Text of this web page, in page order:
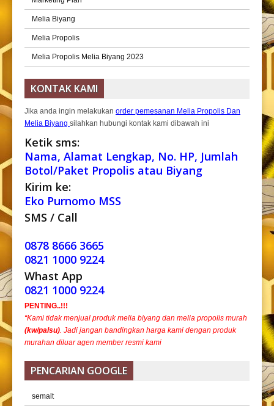
Melia Biyang
Melia Propolis
Melia Propolis Melia Biyang 2023
KONTAK KAMI
Jika anda ingin melakukan order pemesanan Melia Propolis Dan
Melia Biyang silahkan hubungi kontak kami dibawah ini
Ketik sms:
Nama, Alamat Lengkap, No. HP, Jumlah
Botol/Paket Propolis atau Biyang
Kirim ke:
Eko Purnomo MSS
SMS / Call
0878 8666 3665
0821 1000 9224
Whast App
0821 1000 9224
PENTING..!!!
“Kami tidak menjual produk melia biyang dan melia propolis murah
(kw/palsu) . Jadi jangan bandingkan harga kami dengan produk
murahan diluar agen member resmi kami
PENCARIAN GOOGLE
semalt